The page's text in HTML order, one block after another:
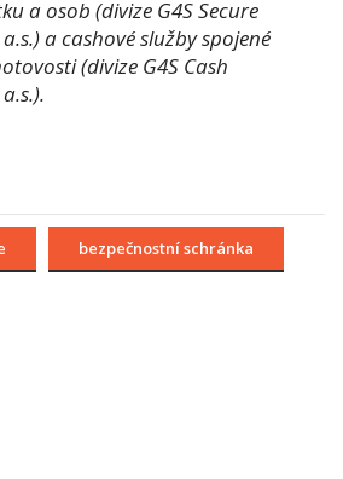
a osob (divize G4S Secure
a cashové služby spojené
(divize G4S Cash
bezpečnostní schránka